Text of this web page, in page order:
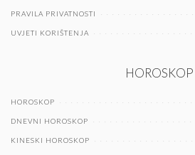
PRAVILA PRIVATNOSTI
UVJETI KORIŠTENJA
HOROSKOP
HOROSKOP
DNEVNI HOROSKOP
KINESKI HOROSKOP